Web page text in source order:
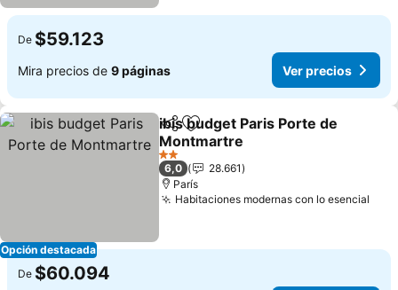
De $59.123
Mira precios de 9 páginas Ver precios
Opción destacada
CompartirAgregar a favoritos
ibis budget Paris Porte de
Montmartre
2 Estrellas
6,0
28.661
París
Habitaciones modernas con lo esencial
De $60.094